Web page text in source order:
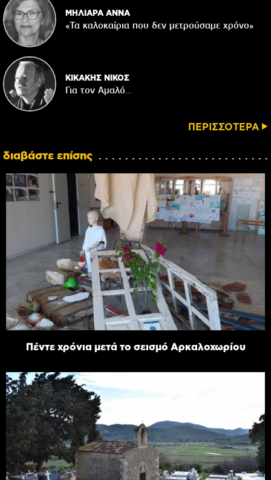
ΜΗΛΙΑΡΑ ΑΝΝΑ
«Τα καλοκαίρια που δεν μετρούσαμε χρόνο»
ΚΙΚΑΚΗΣ ΝΙΚΟΣ
Για τον Αμαλό…
ΠΕΡΙΣΣΟΤΕΡΑ
διαβάστε επίσης
Πέντε χρόνια μετά το σεισμό Αρκαλοχωρίου